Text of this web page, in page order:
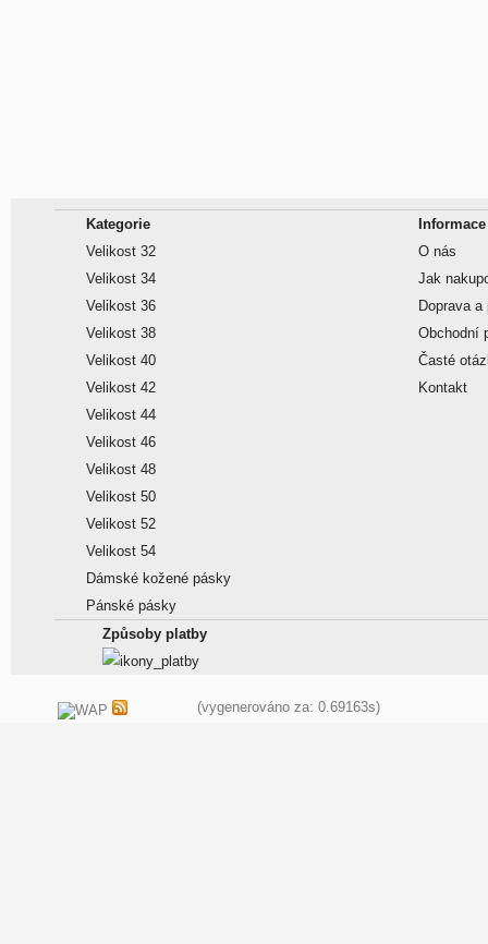
Kategorie
Velikost 32
Velikost 34
Velikost 36
Velikost 38
Velikost 40
Velikost 42
Velikost 44
Velikost 46
Velikost 48
Velikost 50
Velikost 52
Velikost 54
Dámské kožené pásky
Pánské pásky
Informace
O nás
Jak
Doprava a
Obchodní
Časté
Kontakt
Způsoby platby
(vygenerováno za: 0.69163s)